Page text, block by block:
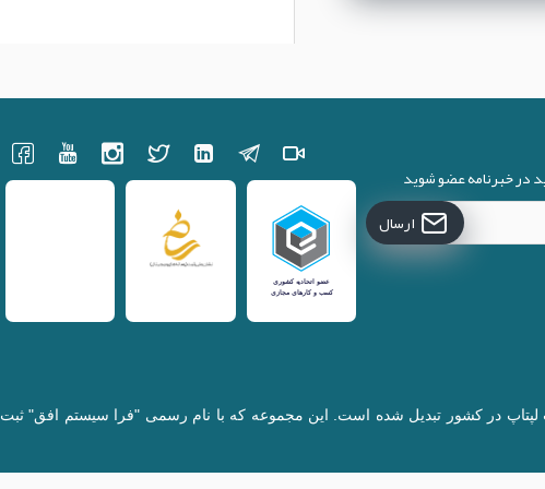
در خبرنامه عضو شوید
ارسال
و توزیع کننده قطعات لپتاپ در کشور تبدیل شده است. این مجموعه که با نام رسمی "فرا سیستم افق" ثبت